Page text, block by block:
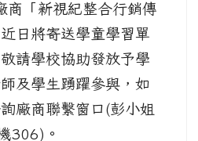
「新視紀整合行銷傳
日將寄送學童學習單
請學校協助發放予學
及學生踴躍參與，如
廠商聯繫窗口(彭小姐
306)。